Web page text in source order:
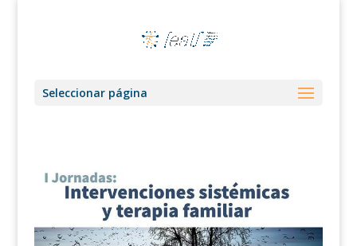
Seleccionar página